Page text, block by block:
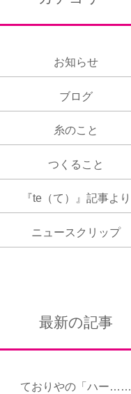
お知らせ
ブログ
糸のこと
つくること
『te（て）』記事より
ニュースクリップ
最新の記事
ておりやの「ハー……